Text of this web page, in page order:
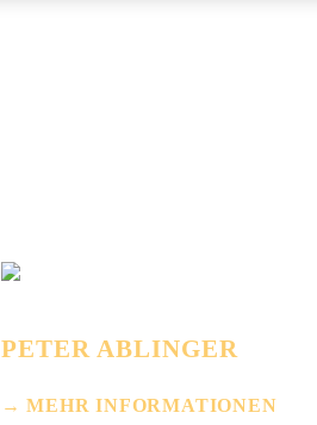
PETER ABLINGER
MEHR INFORMATIONEN